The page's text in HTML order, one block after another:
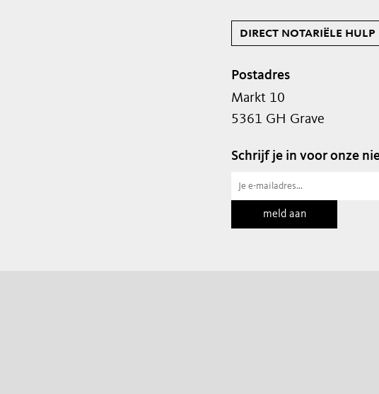
direct notariële hulp
Postadres
Markt 10
5361 GH Grave
Schrijf je in voor onze